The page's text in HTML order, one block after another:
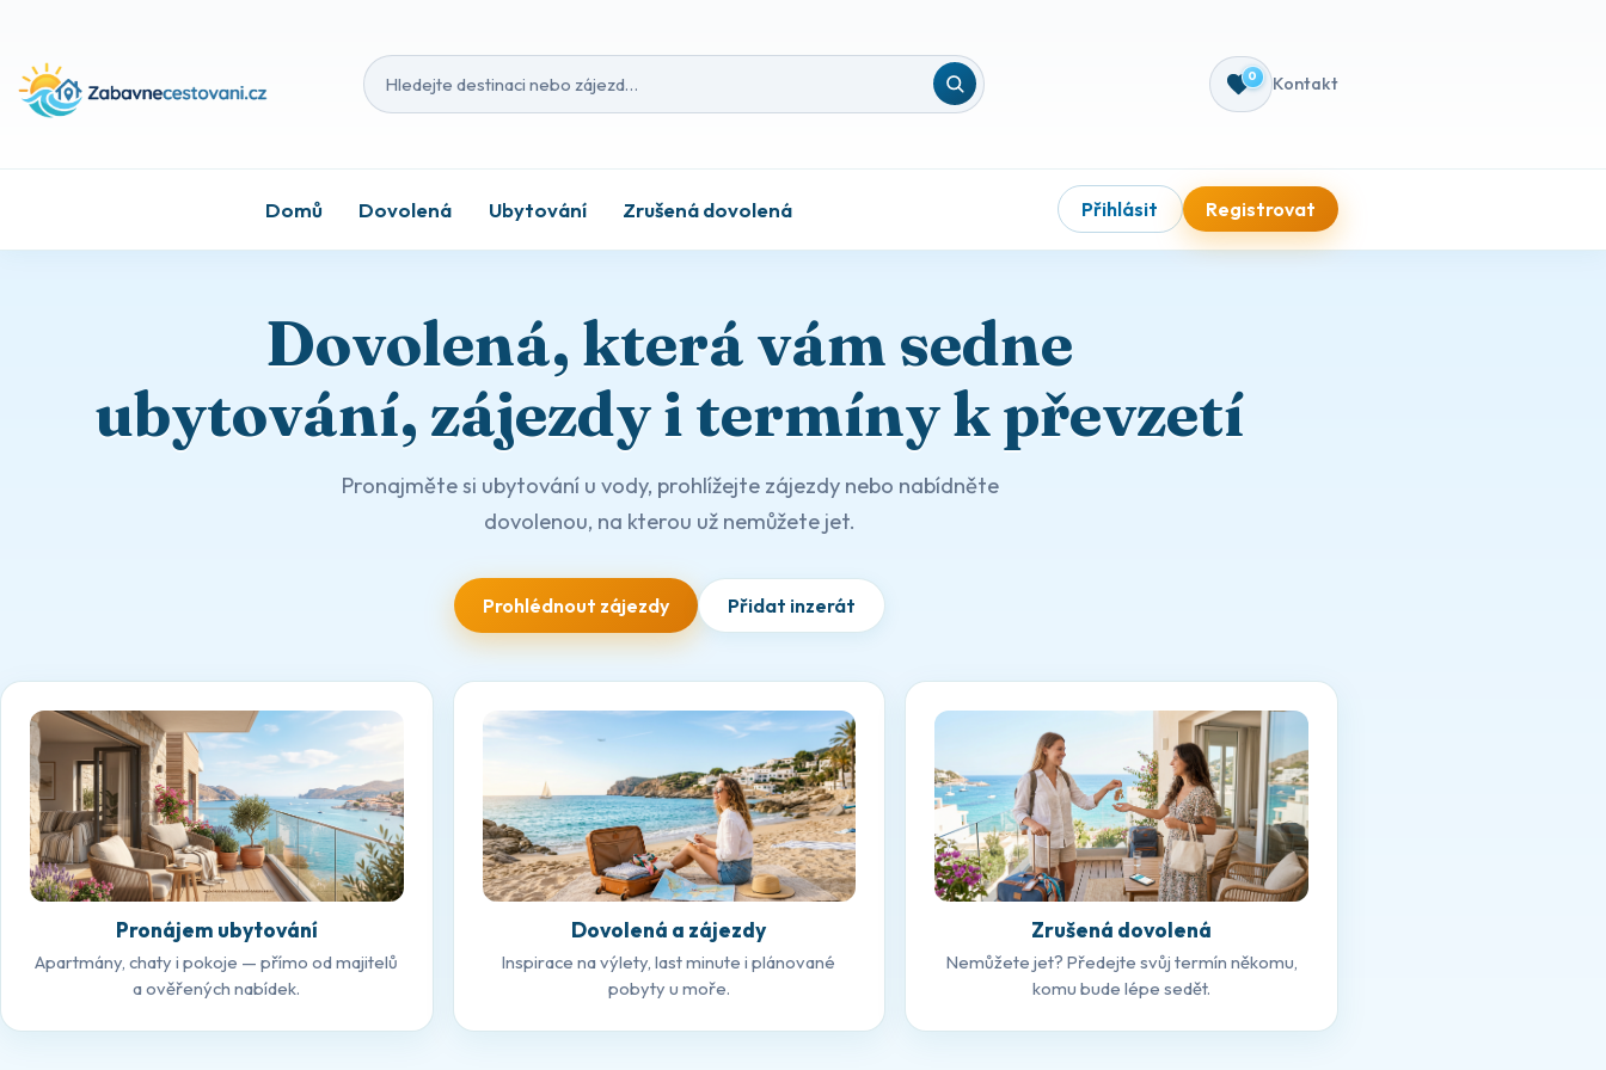
Hledat destinaci nebo zájezd
0 Kontakt
Domů Dovolená Ubytování Zrušená dovolená Přihlásit Registrovat
Dovolená, která vám sedne
ubytování, zájezdy i termíny k převzetí
Pronajměte si ubytování u vody, prohlížejte zájezdy nebo nabídněte
dovolenou, na kterou už nemůžete jet.
Prohlédnout zájezdy Přidat inzerát
Pronájem ubytování
Apartmány, chaty i pokoje — přímo od majitelů
a ověřených nabídek.
Dovolená a zájezdy
Inspirace na výlety, last minute i plánované
pobyty u moře.
Zrušená dovolená
Nemůžete jet? Předejte svůj termín někomu,
komu bude lépe sedět.